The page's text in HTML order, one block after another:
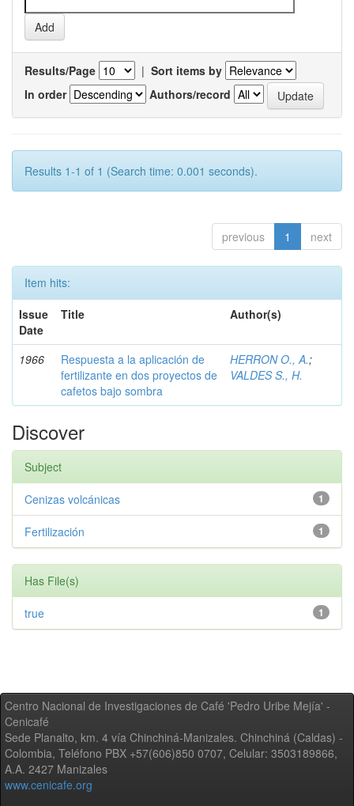
Results/Page | Sort items by
In order
Authors/record
Results 1-1 of 1 (Search time: 0.001 seconds).
previous 1 next
Item hits:
Issue
Date
Title Author(s)
1966
Respuesta a la aplicación de
fertilizante en dos proyectos de
cafetos bajo sombra
HERRON O., A.;
VALDES S., H.
Discover
Subject
1
Cenizas volcánicas
1
Fertilización
Has File(s)
1
true
Centro Nacional de Investigaciones de Café 'Pedro Uribe Mejía' -
Cenicafé
Sede Planalto, km. 4 vía Chinchiná-Manizales. Chinchiná (Caldas) -
Colombia, Teléfono PBX +57(606)850 0707, Celular: 3503189866,
A.A. 2427 Manizales
www.cenicafe.org